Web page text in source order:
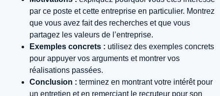
par ce poste et cette entreprise en particulier. Montrez
que vous avez fait des recherches et que vous
partagez les valeurs de l’entreprise.
Exemples concrets : utilisez des exemples concrets
pour appuyer vos arguments et montrer vos
réalisations passées.
Conclusion : terminez en montrant votre intérêt pour
un entretien et en remerciant le recruteur pour son